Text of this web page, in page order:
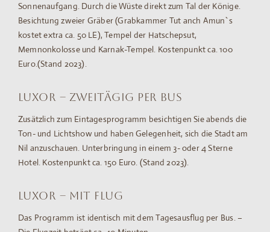
Sonnenaufgang. Durch die Wüste direkt zum Tal der Könige.
Besichtung zweier Gräber (Grabkammer Tut anch Amun`s
kostet extra ca. 50 LE), Tempel der Hatschepsut,
Memnonkolosse und Karnak-Tempel. Kostenpunkt ca. 100
Euro.(Stand 2023).
Luxor – zweitägig per Bus
Zusätzlich zum Eintagesprogramm besichtigen Sie abends die
Ton- und Lichtshow und haben Gelegenheit, sich die Stadt am
Nil anzuschauen. Unterbringung in einem 3- oder 4 Sterne
Hotel. Kostenpunkt ca. 150 Euro. (Stand 2023).
Luxor – mit Flug
Das Programm ist identisch mit dem Tagesausflug per Bus. –